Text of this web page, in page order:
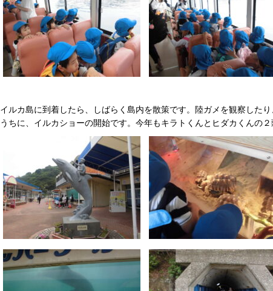
イルカ島に到着したら、しばらく島内を散策です。陸ガメを観察した
うちに、イルカショーの開始です。今年もキラトくんとヒダカくんの